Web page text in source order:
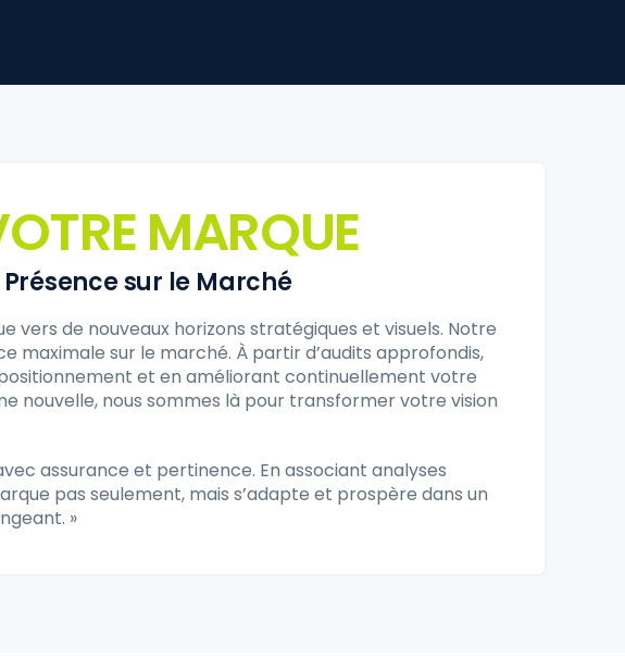
MARQUE
sur le Marché
vers de nouveaux horizons stratégiques et visuels. Notre
maximale sur le marché. À partir d’audits approfondis,
et en améliorant continuellement votre
nouvelle, nous sommes là pour transformer votre vision
assurance et pertinence. En associant analyses
pas seulement, mais s’adapte et prospère dans un
»